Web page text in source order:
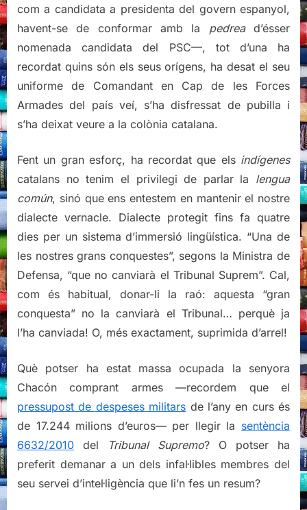
com a candidata a presidenta del govern espanyol,
havent-se de conformar amb la pedread’ésser
nomenada candidata del PSC—, tot d’una ha
recordat quins són els seus orígens, ha desat el seu
uniforme de Comandant en Cap de les Forces
Armades del país veí, s’ha disfressat de pubilla i
s’ha deixat veure a la colònia catalana.
Fent un gran esforç, ha recordat que els indígenes
catalans no tenim el privilegi de parlar la lengua
común, sinó que ens entestem en mantenir el nostre
dialecte vernacle. Dialecte protegit fins fa quatre
dies per un sistema d’immersió lingüística. “Una de
les nostres grans conquestes”, segons la Ministra de
Defensa, “que no canviarà el Tribunal Suprem”. Cal,
com és habitual, donar-li la raó: aquesta “gran
conquesta” no la canviarà el Tribunal… perquè ja
l’ha canviada! O, més exactament, suprimida d’arrel!
Què potser ha estat massa ocupada la senyora
Chacón comprant armes —recordem que el
pressupost de despeses militars de l’any en curs és
de 17.244 milions d’euros— per llegir la sentència
6632/2010 del Tribunal Supremo? O potser ha
preferit demanar a un dels infal·libles membres del
seu servei d’intel·ligència que li’n fes un resum?